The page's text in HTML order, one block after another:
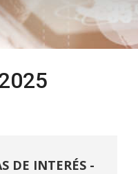
DE INTERÉS -